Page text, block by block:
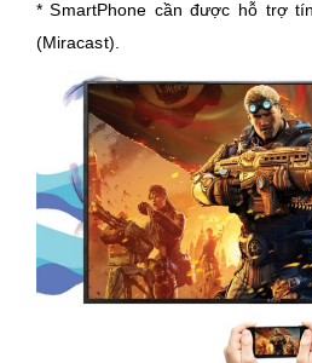
* SmartPhone cần được hỗ trợ
(Miracast).